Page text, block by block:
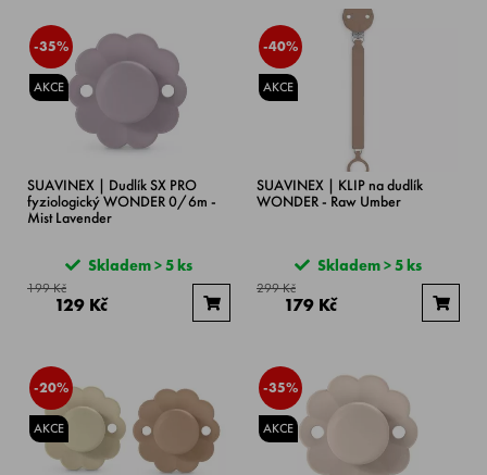
-35%
AKCE
SUAVINEX | Dudlík SX PRO
fyziologický WONDER 0/6m -
Mist Lavender
Skladem > 5 ks
199 Kč
129 Kč
-40%
AKCE
SUAVINEX | KLIP na dudlík
WONDER - Raw Umber
Skladem > 5 ks
299 Kč
179 Kč
-20%
AKCE
-35%
AKCE